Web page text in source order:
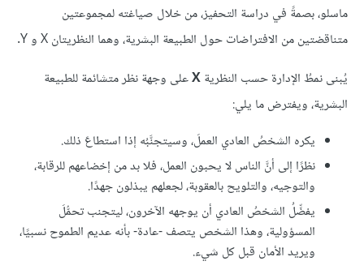
ماسلو، بصمةً في دراسة التحفيز، من خلال صياغته لمجموعتين
متناقضتين من الافتراضات حول الطبيعة البشرية، وهما النظريتان X و Y.
يُبنى نمطُ الإدارة حسب النظريةXعلى وجهة نظر متشائمة للطبيعة
البشرية، ويفترض ما يلي:
يكره الشخصُ العادي العملَ، وسيتجنَّبُه إذا استطاعَ ذلك.
نظرًا إلى أنَّ الناس لا يحبون العمل، فلا بد من إخضاعهم للرقابة،
والتوجيه، والتلويح بالعقوبة، لجعلهم يبذلون جهدًا.
يفضِّلُ الشخصُ العادي أن يوجهه الآخرون، ليتجنب تحمُّلَ
المسؤولية، وهذا الشخص يتصف -عادة- بأنه عديم الطموح نسبيًا،
ويريد الأمان قبل كل شيء.